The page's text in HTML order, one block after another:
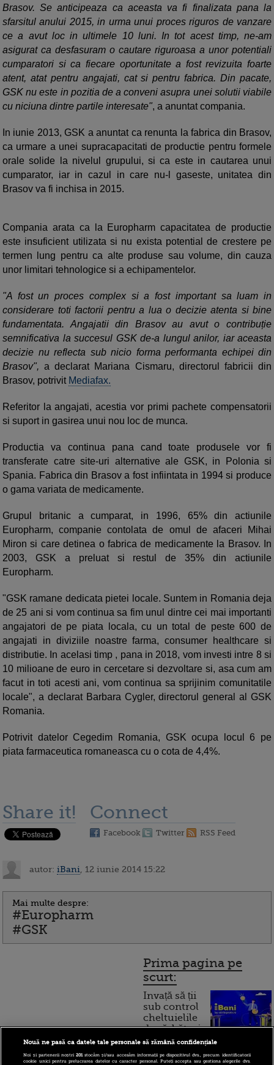
Brasov. Se anticipeaza ca aceasta va fi finalizata pana la
sfarsitul anului 2015, in urma unui proces riguros de vanzare
ce a avut loc in ultimele 10 luni. In tot acest timp, ne-am
asigurat ca desfasuram o cautare riguroasa a unor potentiali
cumparatori si ca fiecare oportunitate a fost revizuita foarte
atent, atat pentru angajati, cat si pentru fabrica. Din pacate,
GSK nu este in pozitia de a conveni asupra unei solutii viabile
cu niciuna dintre partile interesate", a anuntat compania.
In iunie 2013, GSK a anuntat ca renunta la fabrica din Brasov,
ca urmare a unei supracapacitati de productie pentru formele
orale solide la nivelul grupului, si ca este in cautarea unui
cumparator, iar in cazul in care nu-l gaseste, unitatea din
Brasov va fi inchisa in 2015.
Compania arata ca la Europharm capacitatea de productie
este insuficient utilizata si nu exista potential de crestere pe
termen lung pentru ca alte produse sau volume, din cauza
unor limitari tehnologice si a echipamentelor.
"A fost un proces complex si a fost important sa luam in
considerare toti factorii pentru a lua o decizie atenta si bine
fundamentata. Angajatii din Brasov au avut o contribuție
semnificativa la succesul GSK de-a lungul anilor, iar aceasta
decizie nu reflecta sub nicio forma performanta echipei din
Brasov",a declarat Mariana Cismaru, directorul fabricii din
Brasov, potrivit Mediafax.
Referitor la angajati, acestia vor primi pachete compensatorii
si suport in gasirea unui nou loc de munca.
Productia va continua pana cand toate produsele vor fi
transferate catre site-uri alternative ale GSK, in Polonia si
Spania. Fabrica din Brasov a fost infiintata in 1994 si produce
o gama variata de medicamente.
Grupul britanic a cumparat, in 1996, 65% din actiunile
Europharm, companie contolata de omul de afaceri Mihai
Miron si care detinea o fabrica de medicamente la Brasov. In
2003, GSK a preluat si restul de 35% din actiunile
Europharm.
"GSK ramane dedicata pietei locale. Suntem in Romania deja
de 25 ani si vom continua sa fim unul dintre cei mai importanti
angajatori de pe piata locala, cu un total de peste 600 de
angajati in diviziile noastre farma, consumer healthcare si
distributie. In acelasi timp , pana in 2018, vom investi intre 8 si
10 milioane de euro in cercetare si dezvoltare si, asa cum am
facut in toti acesti ani, vom continua sa sprijinim comunitatile
locale", a declarat Barbara Cygler, directorul general al GSK
Romania.
Potrivit datelor Cegedim Romania, GSK ocupa locul 6 pe
piata farmaceutica romaneasca cu o cota de 4,4%.
Share it! Connect
Facebook Twitter RSS Feed
autor: iBani , 12 iunie 2014 15:22
Mai multe despre:
#Europharm
#GSK
Prima pagina pe
scurt:
Invață să ții
sub control
cheltuielile
de sărbători.
Cum
Nouă ne pasă ca datele tale personale să rămână confidențiale
Noi și partenerii noștri201stocăm și/sau accesăm informații pe dispozitivul dvs., precum identificatorii
cookie unici pentru prelucrarea datelor cu caracter personal. Puteți accepta sau gestiona alegerile dvs.